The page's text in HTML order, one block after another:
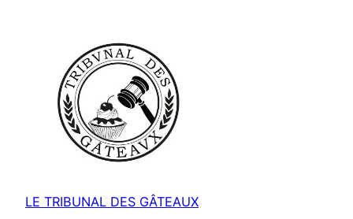
LE TRIBUNAL DES GÂTEAUX